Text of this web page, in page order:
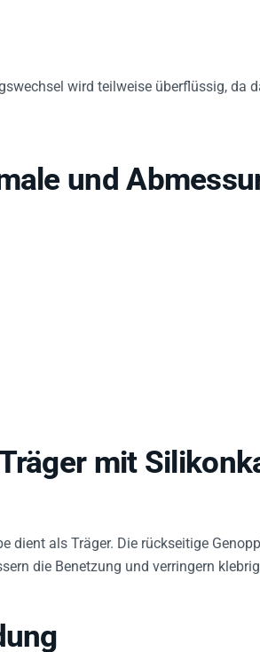
wird teilweise überflüssig, da
und
mit
dient als Träger. Die rückseitige
die Benetzung und verringern